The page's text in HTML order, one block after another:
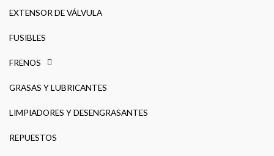
EXTENSOR DE VÁLVULA
FUSIBLES
FRENOS
GRASAS Y LUBRICANTES
LIMPIADORES Y DESENGRASANTES
REPUESTOS